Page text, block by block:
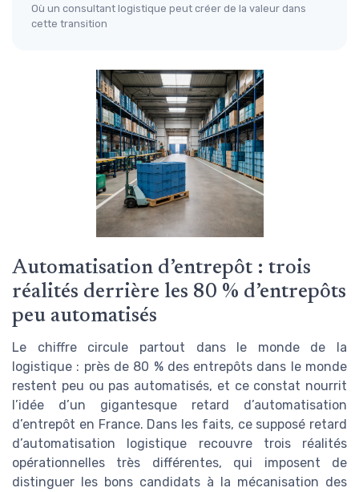
Où un consultant logistique peut créer de la valeur dans
cette transition
Automatisation d’entrepôt : trois
réalités derrière les 80 % d’entrepôts
peu automatisés
Le chiffre circule partout dans le monde de la
logistique : près de 80 % des entrepôts dans le monde
restent peu ou pas automatisés, et ce constat nourrit
l’idée d’un gigantesque retard d’automatisation
d’entrepôt en France. Dans les faits, ce supposé retard
d’automatisation logistique recouvre trois réalités
opérationnelles très différentes, qui imposent de
distinguer les bons candidats à la mécanisation des